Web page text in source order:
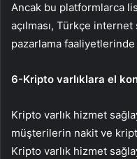
Ancak bu platformlarca
açılması, Türkçe
pazarlama
6-Kripto varlıklara el
Kripto varlık hizmet
müşterilerin nakit ve
Kripto varlık hizmet